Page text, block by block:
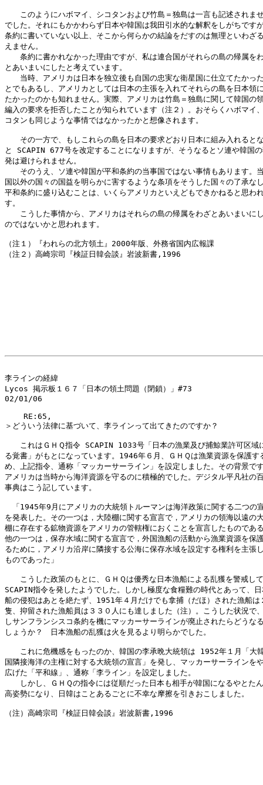
このようにハボマイ、シコタンおよび竹島＝独島は一言も記述されま
でした。それにもかかわらず日本や韓国は我田引水的な解釈をしがちです
条約に書いていない以上、そこから何らかの結論をだすのは無理といわざ
えません。
条約に書かれなかった理由ですが、私は連合国がそれらの島の帰属を
とあいまいにしたと考えています。
当時、アメリカは日本を独立後も自国の忠実な衛星国に仕立てたかっ
とでもあるし、アメリカとしては日本の主張を入れてそれらの島を日本領
たかったのかも知れません。実際、アメリカは竹島＝独島に関して韓国の
編入の要求を拒否したことが知られています（注２）。おそらくハボマイ
コタンも同じような事情ではなかったかと想像されます。
その一方で、もしこれらの島を日本の要求どおり日本に組み入れると
と SCAPIN 677号を改定することになりますが、そうなるとソ連や韓国
発は避けられません。
そのうえ、ソ連や韓国が平和条約の当事国ではない事情もあります。
国以外の国々の国益を明らかに害するような条項をそうした国々の了承な
平和条約に盛り込むことは、いくらアメリカといえどもできかねると思わ
す。
こうした事情から、アメリカはそれらの島の帰属をわざとあいまいに
のではないかと思われます。
（注１）『われらの北方領土』2000年版、外務省国内広報課
（注２）高崎宗司『検証日韓会談』岩波新書,1996
李ラインの経緯
Lycos 掲示板１６７「日本の領土問題（閉鎖）」#73
02/01/06
    RE:65,
＞どういう法律に基づいて、李ラインって出てきたのですか？
これはＧＨＱ指令 SCAPIN 1033号「日本の漁業及び捕鯨業許可区域
る覚書」がもとになっています。1946年６月、ＧＨＱは漁業資源を保護す
め、上記指令、通称「マッカーサーライン」を設定しました。その背景で
アメリカは当時から海洋資源を守るのに積極的でした。デジタル平凡社の
事典はこう記しています。
「1945年9月にアメリカの大統領トルーマンは海洋政策に関する二つの
を発表した。その一つは，大陸棚に関する宣言で，アメリカの領海以遠の
棚に存在する鉱物資源をアメリカの管轄権におくことを宣言したものであ
他の一つは，保存水域に関する宣言で，外国漁船の活動から漁業資源を保
るために，アメリカ沿岸に隣接する公海に保存水域を設定する権利を主張
ものであった」
こうした政策のもとに、ＧＨＱは優秀な日本漁船による乱獲を警戒し
SCAPIN指令を発したようでした。しかし極度な食糧難の時代とあって、
船の侵犯はあとを絶たず、1951年４月だけでも拿捕（だほ）された漁船は
隻、抑留された漁船員は３３０人にも達しました（注）。こうした状況で
しサンフランシスコ条約を機にマッカーサーラインが廃止されたらどうな
しょうか？　日本漁船の乱獲は火を見るより明らかでした。
これに危機感をもったのか、韓国の李承晩大統領は 1952年１月「大
国隣接海洋の主権に対する大統領の宣言」を発し、マッカーサーラインを
広げた「平和線」、通称「李ライン」を設定しました。
しかし、ＧＨＱの指令には従順だった日本も相手が韓国になるやとた
高姿勢になり、日韓はことあるごとに不幸な摩擦を引きおこしました。
（注）高崎宗司『検証日韓会談』岩波新書,1996